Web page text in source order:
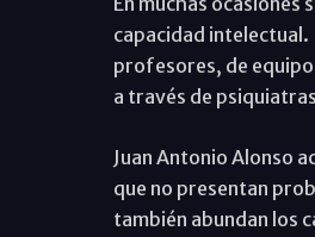
capacidad
profesores, de
a través de
Juan Antonio Alonso
que no presentan
también abundan los